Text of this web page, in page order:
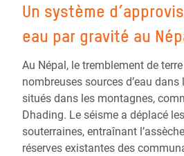
Un système
eau par gravité au
Au Népal, le tremblement de
nombreuses sources d’eau
situés dans les montagnes,
Dhading. Le séisme a déplacé
souterraines, entraînant
réserves existantes des